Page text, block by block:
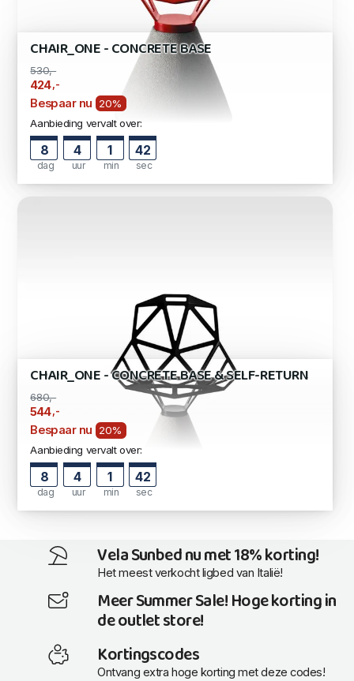
CHAIR_ONE - CONCRETE BASE
530,-
424 ,-
Bespaar nu
20%
Aanbieding vervalt over:
8
dag
4
uur
1
min
41
sec
CHAIR_ONE - CONCRETE BASE & SELF-RETURN
680,-
544 ,-
Bespaar nu
20%
Aanbieding vervalt over:
8
dag
4
uur
1
min
41
sec
Vela Sunbed nu met 18% korting!
Het meest verkocht ligbed van Italië!
Meer Summer Sale! Hoge korting in
de outlet store!
Kortingscodes
Ontvang extra hoge korting met deze codes!